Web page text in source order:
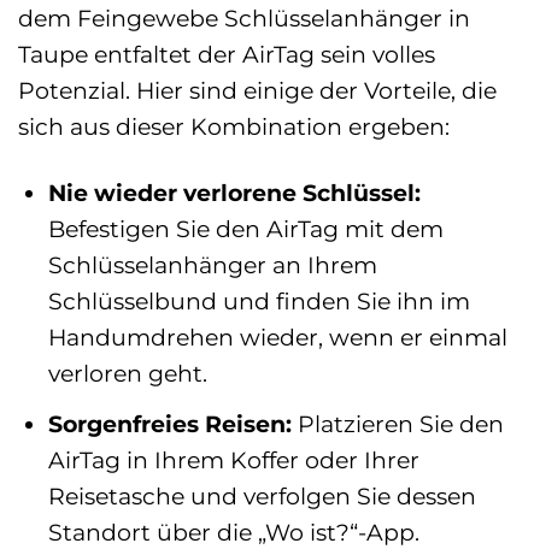
dem Feingewebe Schlüsselanhänger in
Taupe entfaltet der AirTag sein volles
Potenzial. Hier sind einige der Vorteile, die
sich aus dieser Kombination ergeben:
Nie wieder verlorene Schlüssel:
Befestigen Sie den AirTag mit dem
Schlüsselanhänger an Ihrem
Schlüsselbund und finden Sie ihn im
Handumdrehen wieder, wenn er einmal
verloren geht.
Sorgenfreies Reisen: Platzieren Sie den
AirTag in Ihrem Koffer oder Ihrer
Reisetasche und verfolgen Sie dessen
Standort über die „Wo ist?“-App.